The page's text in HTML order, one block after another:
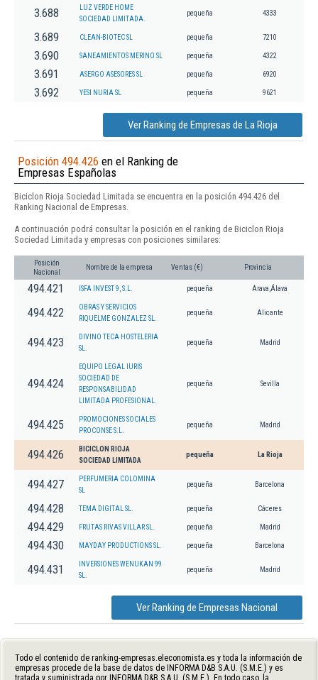
3.688
LUZ VERDE HOME
SOCIEDAD LIMITADA.
pequeña 4333
3.689 CLEAN-BIOTEC SL pequeña 7210
3.690 SANEAMIENTOS MERINO SL pequeña 4322
3.691 ASERGO ASESORES SL pequeña 6920
3.692 YESI NURIA SL pequeña 9621
Ver Ranking de Empresas de La Rioja
Posición 494.426 en el Ranking de
Empresas Españolas
Biciclon Rioja Sociedad Limitada se encuentra en la posición 494.426 del
Ranking Nacional de Empresas.
A continuación podrá consultar la posición en el ranking de Biciclon Rioja
Sociedad Limitada y empresas con posiciones similares:
Posición
Nacional
Nombre de la empresa Ventas (€) Provincia
494.421 ISFA INVEST 9, S.L. pequeña Arava,Álava
494.422
OBRAS Y SERVICIOS
RIQUELME GONZALEZ SL.
pequeña Alicante
494.423
DIVINO TECA HOSTELERIA
SL.
pequeña Madrid
494.424
EQUIPO LEGAL IURIS
SOCIEDAD DE
RESPONSABILIDAD
LIMITADA PROFESIONAL.
pequeña Sevilla
494.425
PROMOCIONES SOCIALES
PROCONSE S.L.
pequeña Madrid
494.426
BICICLON RIOJA
SOCIEDAD LIMITADA
pequeña La Rioja
494.427
PERFUMERIA COLOMINA
SL
pequeña Barcelona
494.428 TEMA DIGITAL SL. pequeña Cáceres
494.429 FRUTAS RIVAS VILLAR SL. pequeña Madrid
494.430 MAYDAY PRODUCTIONS SL. pequeña Barcelona
494.431
INVERSIONES WENUKAN 99
SL.
pequeña Madrid
Ver Ranking de Empresas Nacional
Todo el contenido de ranking-empresas.eleconomista.es y toda la información de
empresas procede de la base de datos de INFORMA D&B S.A.U. (S.M.E.) y es
tratada y suministrada por INFORMA D&B S.A.U. (S.M.E.). En todo caso, la